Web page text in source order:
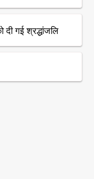
दी गई श्रद्धांजलि